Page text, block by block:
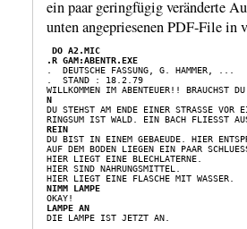
ein paar gering­fügig verän­derte
unten angeprie­senen PDF-​File in
DO A2.MIC
.R GAM:ABENTR.EXE
.  STAND : 18.2.79
N
REIN
AUF DEM BODEN LIEGEN EIN PAAR
HIER LIEGT EINE BLECHLATERNE.
HIER SIND NAHRUNGSMITTEL.
NIMM LAMPE
LAMPE AN